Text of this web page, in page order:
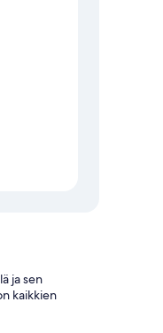
ja sen
kaikkien